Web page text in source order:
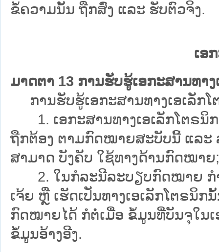
ຂໍ້ຄວາມນັ້ນ ຖືກສົ່ງ ແລະ ຮັບຕົວຈິງ.
ເອ
ມາດຕາ 13 ການຮັບຮູ້ເອກະສານທາງ
ການຮັບຮູ້ເອກະສານທາງເອເລັກໂ
1. ເອກະສານທາງເອເລັກໂຕຣນິ
ຖືກຕ້ອງ ຕາມກົດໝາຍສະບັບນີ້ ແລ
ສາມາດ ບັງຄັບ ໃຊ້ທາງດ້ານກົດໝາຍ;
2. ໃນກໍລະນີລະບຽບກົດໝາຍ ກຳ
ເຈ້ຍ ຫຼື ເຮັດເປັນທາງເອເລັກໂຕຣນິ
ກົດໝາຍໄດ້ ກໍຕໍ່ເມື່ອ ຂໍ້ມູນທີ່ບັນຈຸໃນເ
ຂໍ້ມູນອ້າງອີງ.